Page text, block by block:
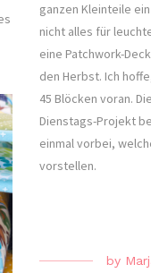
ganzen Kleinteile
nicht alles für
eine Patchwork-
den Herbst. Ich
45 Blöcken voran.
Dienstags-Projekt
einmal vorbei,
vorstellen.
by